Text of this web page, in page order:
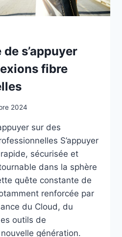
s’appuyer
fibre
2024
sur des
S’appuyer
sécurisée et
dans la sphère
quête constante de
renforcée par
du Cloud, du
outils de
génération.